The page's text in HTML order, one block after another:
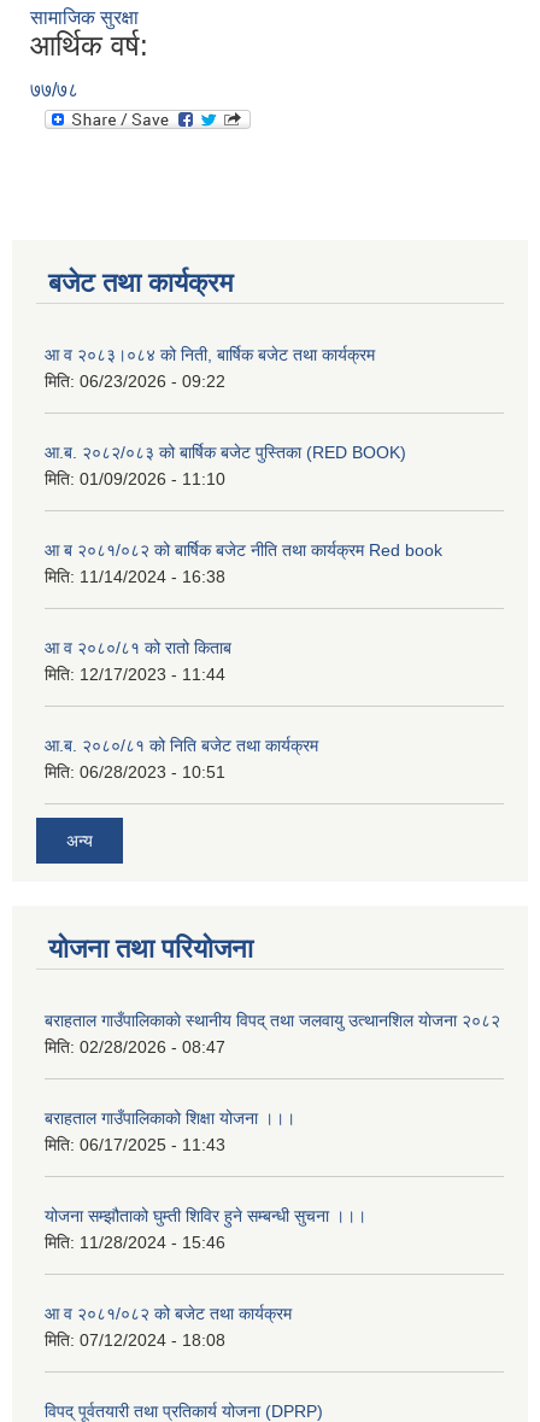
सामाजिक सुरक्षा
आर्थिक वर्ष:
७७/७८
बजेट तथा कार्यक्रम
आ व २०८३।०८४ को निती, बार्षिक बजेट तथा कार्यक्रम
मिति: 06/23/2026 - 09:22
आ.ब. २०८२/०८३ को बार्षिक बजेट पुस्तिका (RED BOOK)
मिति: 01/09/2026 - 11:10
आ ब २०८१/०८२ को बार्षिक बजेट नीति तथा कार्यक्रम Red book
मिति: 11/14/2024 - 16:38
आ व २०८०/८१ को रातो किताब
मिति: 12/17/2023 - 11:44
आ.ब. २०८०/८१ को निति बजेट तथा कार्यक्रम
मिति: 06/28/2023 - 10:51
अन्य
योजना तथा परियोजना
बराहताल गाउँपालिकाकाे स्थानीय विपद् तथा जलवायु उत्थानशिल याेजना २०८२
मिति: 02/28/2026 - 08:47
बराहताल गाउँपालिकाको शिक्षा योजना ।।।
मिति: 06/17/2025 - 11:43
योजना सम्झौताको घुम्ती शिविर हुने सम्बन्धी सुचना ।।।
मिति: 11/28/2024 - 15:46
आ व २०८१/०८२ को बजेट तथा कार्यक्रम
मिति: 07/12/2024 - 18:08
विपद् पूर्वतयारी तथा प्रतिकार्य योजना (DPRP)